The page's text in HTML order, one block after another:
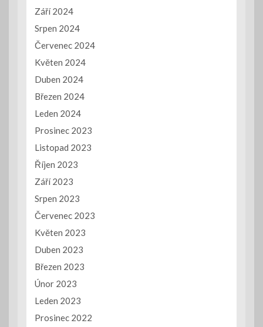
Září 2024
Srpen 2024
Červenec 2024
Květen 2024
Duben 2024
Březen 2024
Leden 2024
Prosinec 2023
Listopad 2023
Říjen 2023
Září 2023
Srpen 2023
Červenec 2023
Květen 2023
Duben 2023
Březen 2023
Únor 2023
Leden 2023
Prosinec 2022